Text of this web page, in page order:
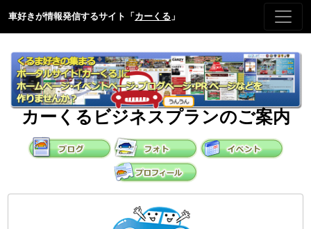
車好きが情報発信するサイト「 カーくる 」
カーくるビジネスプランのご案内